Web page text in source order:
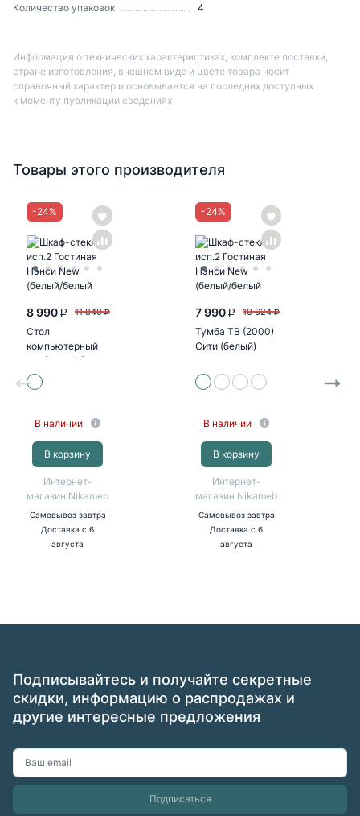
Количество упаковок 4
Информация о технических характеристиках, комплекте поставки,
стране изготовления, внешнем виде и цвете товара носит
справочный характер и основывается на последних доступных
к моменту публикации сведениях
Товары этого производителя
-24%
8 990 P 11 840 P
Стол
компьютерный
№1 (УПКФ) (Дуб
беленый, венге
ФВ)
В наличии
В корзину
Интернет-
магазин Nikameb
Самовывоз завтра
Доставка с 6
августа
-24%
7 990 P 10 624 P
Тумба ТВ (2000)
Сити (белый)
В наличии
В корзину
Интернет-
магазин Nikameb
Самовывоз завтра
Доставка с 6
августа
Подписывайтесь и получайте секретные
скидки, информацию о распродажах и
другие интересные предложения